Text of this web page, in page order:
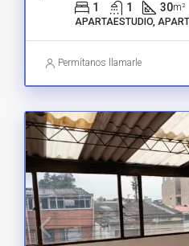
1 1 30m²
APARTAESTUDIO,
Permítanos llamarle